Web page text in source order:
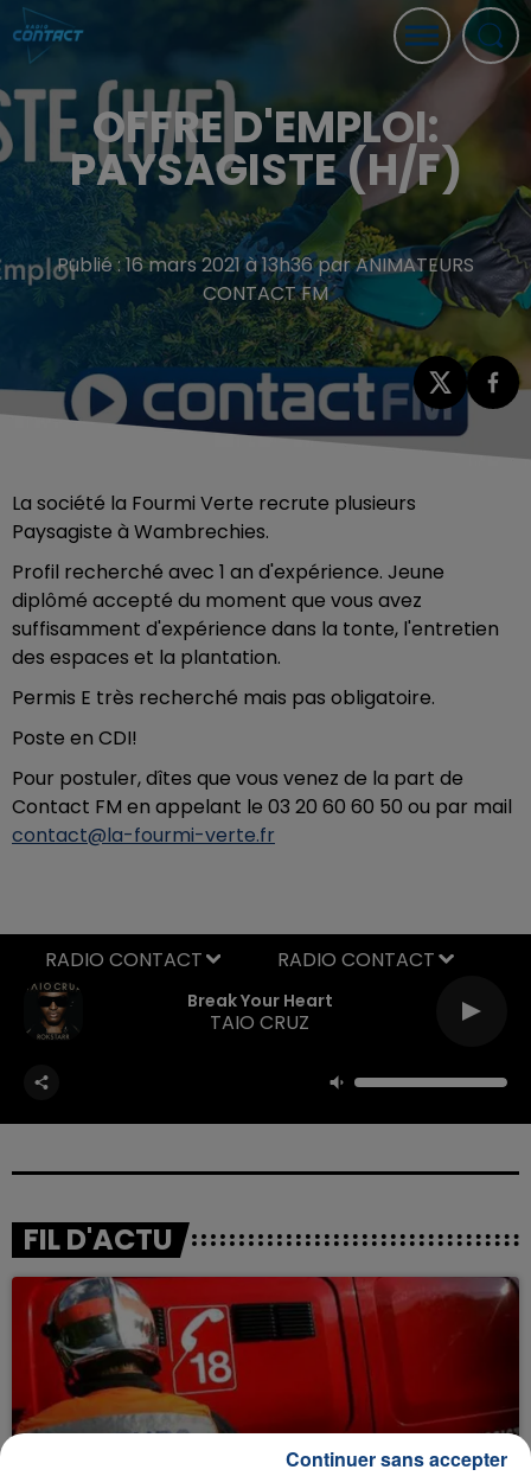
OFFRE D'EMPLOI:
PAYSAGISTE (H/F)
Publié : 16 mars 2021 à 13h36 par ANIMATEURS
CONTACT FM
La société la Fourmi Verte recrute plusieurs
Paysagiste à Wambrechies.
Profil recherché avec 1 an d'expérience. Jeune
diplômé accepté du moment que vous avez
suffisamment d'expérience dans la tonte, l'entretien
des espaces et la plantation.
Permis E très recherché mais pas obligatoire.
Poste en CDI!
Pour postuler, dîtes que vous venez de la part de
Contact FM en appelant le 03 20 60 60 50 ou par mail
contact@la-fourmi-verte.fr
Break Your Heart
TAIO CRUZ
RADIO CONTACT
FIL D'ACTU
Continuer sans accepter